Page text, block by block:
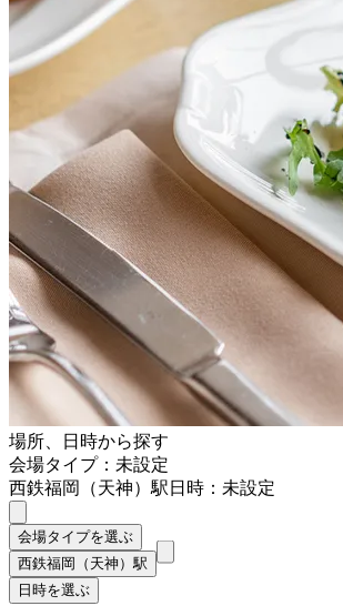
場所、日時から探す
会場タイプ：未設定
西鉄福岡（天神）駅日時：未設定
会場タイプを選ぶ
西鉄福岡（天神）駅
日時を選ぶ